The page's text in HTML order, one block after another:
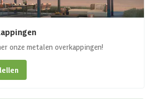
onze metalen overkappingen!